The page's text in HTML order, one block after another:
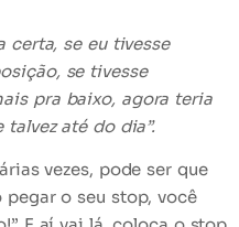
certa, se eu tivesse
se tivesse
pra baixo, agora teria
até do dia”.
vezes, pode ser que
o seu stop, você